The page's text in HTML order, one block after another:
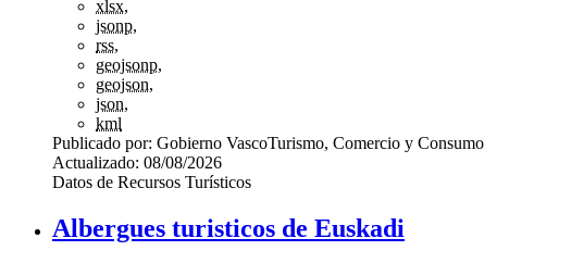
xlsx,
jsonp,
rss,
geojsonp,
geojson,
json,
kml
Publicado por: Gobierno VascoTurismo, Comercio y Consumo
Actualizado: 08/08/2026
Datos de Recursos Turísticos
Albergues turisticos de Euskadi